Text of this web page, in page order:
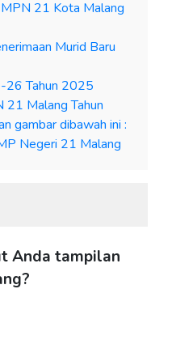
21 Kota Malang
Murid Baru
26 Tahun 2025
Malang Tahun
gambar dibawah ini :
Negeri 21 Malang
Anda tampilan